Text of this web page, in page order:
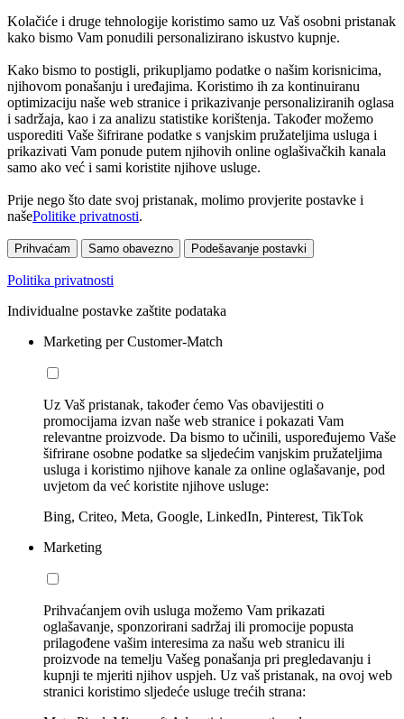
Kolačiće i druge tehnologije koristimo samo uz Vaš osobni pristanak
kako bismo Vam ponudili personalizirano iskustvo kupnje.
Kako bismo to postigli, prikupljamo podatke o našim korisnicima,
njihovom ponašanju i uređajima. Koristimo ih za kontinuiranu
optimizaciju naše web stranice i prikazivanje personaliziranih oglasa
i sadržaja, kao i za analizu statistike korištenja. Također možemo
usporediti Vaše šifrirane podatke s vanjskim pružateljima usluga i
prikazivati Vam ponude putem njihovih online oglašivačkih kanala
samo ako već i sami koristite njihove usluge.
Prije nego što date svoj pristanak, molimo provjerite postavke i
našePolitike privatnosti.
Prihvaćam Samo obavezno Podešavanje postavki
Politika privatnosti
Individualne postavke zaštite podataka
Marketing per Customer-Match
Uz Vaš pristanak, također ćemo Vas obavijestiti o
promocijama izvan naše web stranice i pokazati Vam
relevantne proizvode. Da bismo to učinili, uspoređujemo Vaše
šifrirane osobne podatke sa sljedećim vanjskim pružateljima
usluga i koristimo njihove kanale za online oglašavanje, pod
uvjetom da već koristite njihove usluge:
Bing, Criteo, Meta, Google, LinkedIn, Pinterest, TikTok
Marketing
Prihvaćanjem ovih usluga možemo Vam prikazati
oglašavanje, sponzorirani sadržaj ili promocije popusta
prilagođene vašim interesima za našu web stranicu ili
proizvode na temelju Vašeg ponašanja pri pregledavanju i
kupnji te mjeriti njihov uspjeh. Uz vaš pristanak, na ovoj web
stranici koristimo sljedeće usluge trećih strana: